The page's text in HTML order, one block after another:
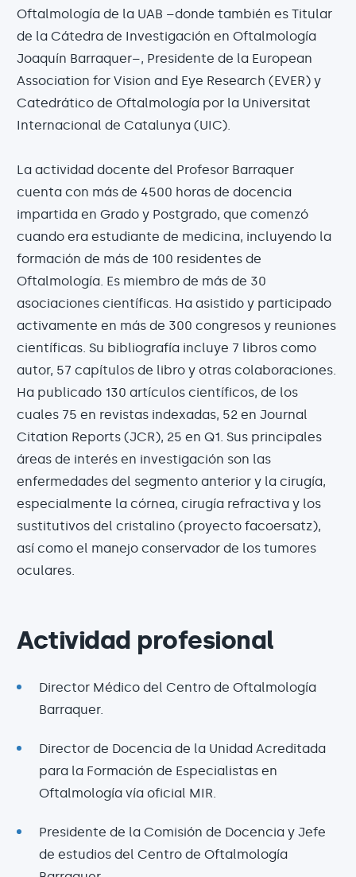
Oftalmología de la UAB –donde también es Titular
de la Cátedra de Investigación en Oftalmología
Joaquín Barraquer–, Presidente de la European
Association for Vision and Eye Research (EVER) y
Catedrático de Oftalmología por la Universitat
Internacional de Catalunya (UIC).
La actividad docente del Profesor Barraquer
cuenta con más de 4500 horas de docencia
impartida en Grado y Postgrado, que comenzó
cuando era estudiante de medicina, incluyendo la
formación de más de 100 residentes de
Oftalmología. Es miembro de más de 30
asociaciones científicas. Ha asistido y participado
activamente en más de 300 congresos y reuniones
científicas. Su bibliografía incluye 7 libros como
autor, 57 capítulos de libro y otras colaboraciones.
Ha publicado 130 artículos científicos, de los
cuales 75 en revistas indexadas, 52 en Journal
Citation Reports (JCR), 25 en Q1. Sus principales
áreas de interés en investigación son las
enfermedades del segmento anterior y la cirugía,
especialmente la córnea, cirugía refractiva y los
sustitutivos del cristalino (proyecto facoersatz),
así como el manejo conservador de los tumores
oculares.
Actividad profesional
Director Médico del Centro de Oftalmología
Barraquer.
Director de Docencia de la Unidad Acreditada
para la Formación de Especialistas en
Oftalmología vía oficial MIR.
Presidente de la Comisión de Docencia y Jefe
de estudios del Centro de Oftalmología